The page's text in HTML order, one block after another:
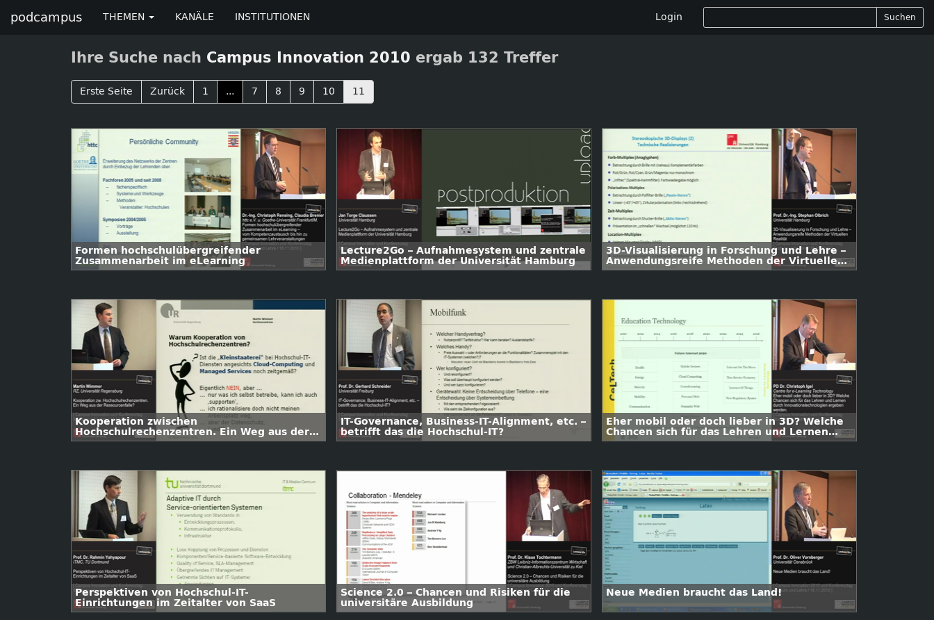
podcampus THEMEN KANÄLE INSTITUTIONEN Login Suchen
Ihre Suche nach Campus Innovation 2010 ergab 132 Treffer
Erste Seite Zurück 1 ... 7 8 9 10 11
Formen hochschulübergreifender
Zusammenarbeit im eLearning
Lecture2Go – Aufnahmesystem und zentrale
Medienplattform der Universität Hamburg
3D-Visualisierung in Forschung und Lehre –
Anwendungsreife Methoden der Virtuellen
Realität
Kooperation zwischen
Hochschulrechenzentren. Ein Weg aus der
Ressourcenfalleß
IT-Governance, Business-IT-Alignment, etc. –
betrifft das die Hochschul-IT?
Eher mobil oder doch lieber in 3D? Welche
Chancen sich für das Lehren und Lernen
durch Innovationstechnologien ergeben
Perspektiven von Hochschul-IT-
Einrichtungen im Zeitalter von SaaS
Science 2.0 – Chancen und Risiken für die
universitäre Ausbildung
Neue Medien braucht das Land!